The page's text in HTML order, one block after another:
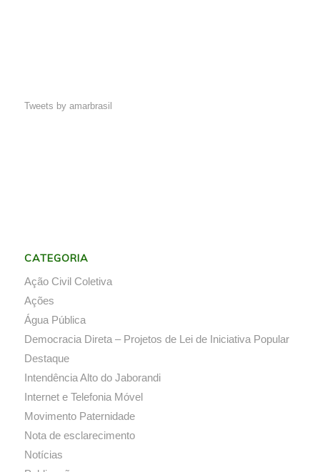
Tweets by amarbrasil
CATEGORIA
Ação Civil Coletiva
Ações
Água Pública
Democracia Direta – Projetos de Lei de Iniciativa Popular
Destaque
Intendência Alto do Jaborandi
Internet e Telefonia Móvel
Movimento Paternidade
Nota de esclarecimento
Notícias